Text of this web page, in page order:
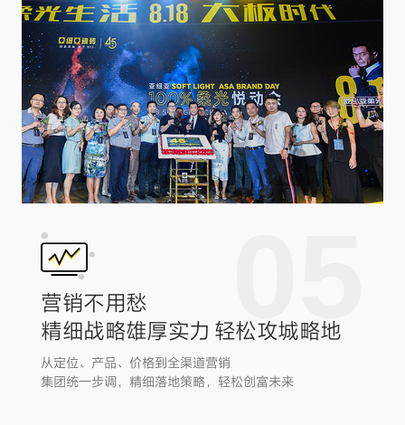
营销不用愁
精细战略雄厚实力 轻松攻城略地
从定位、产品、价格到全渠道营销
集团统一步调，精细落地策略，轻松创富未来